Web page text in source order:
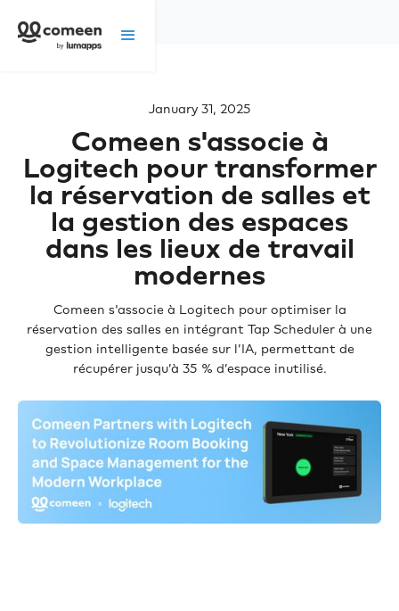
January 31, 2025
Comeen s'associe à
Logitech pour transformer
la réservation de salles et
la gestion des espaces
dans les lieux de travail
modernes
Comeen s'associe à Logitech pour optimiser la
réservation des salles en intégrant Tap Scheduler à une
gestion intelligente basée sur l’IA, permettant de
récupérer jusqu’à 35 % d’espace inutilisé.